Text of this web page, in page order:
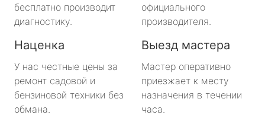
бесплатно производит
диагностику.
официального
производителя.
Наценка
У нас честные цены за
ремонт садовой и
бензиновой техники без
обмана.
Выезд мастера
Мастер оперативно
приезжает к месту
назначения в течении
часа.